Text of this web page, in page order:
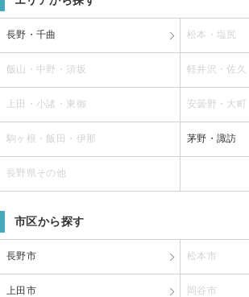
長野・千曲 松本・塩尻
飯山・中野・須坂 軽井沢・佐久
上田・小諸・東御 安曇野・大町
駒ヶ根・飯田・伊那 茅野・諏訪
長野県その他
市区から探す
長野市 松本市
上田市 岡谷市